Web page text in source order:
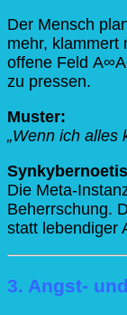
Der Mensch
mehr, klammert
offene Feld A∞A
zu pressen.
Muster:
„Wenn ich alles
Die Meta-
Beherrschung.
statt lebendiger
3. Angst-